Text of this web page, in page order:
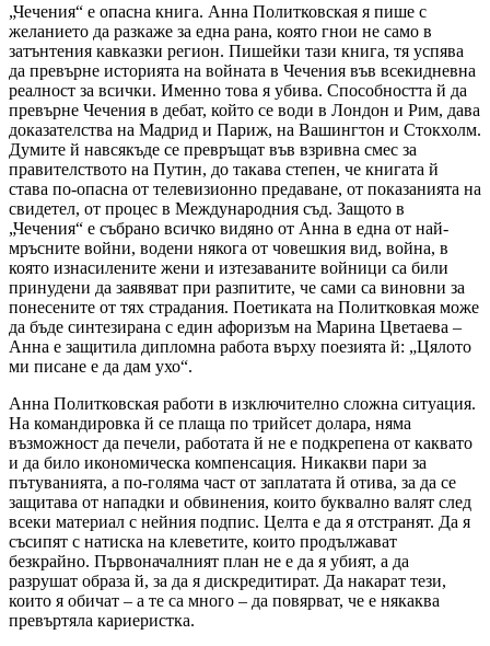
„Чечения“ е опасна книга. Анна Политковская я пише с
желанието да разкаже за една рана, която гнои не само в
затънтения кавказки регион. Пишейки тази книга, тя успява
да превърне историята на войната в Чечения във всекидневна
реалност за всички. Именно това я убива. Способността й да
превърне Чечения в дебат, който се води в Лондон и Рим, дава
доказателства на Мадрид и Париж, на Вашингтон и Стокхолм.
Думите й навсякъде се превръщат във взривна смес за
правителството на Путин, до такава степен, че книгата й
става по-опасна от телевизионно предаване, от показанията на
свидетел, от процес в Международния съд. Защото в
„Чечения“ е събрано всичко видяно от Анна в една от най-
мръсните войни, водени някога от човешкия вид, война, в
която изнасилените жени и изтезаваните войници са били
принудени да заявяват при разпитите, че сами са виновни за
понесените от тях страдания. Поетиката на Политковкая може
да бъде синтезирана с един афоризъм на Марина Цветаева –
Анна е защитила дипломна работа върху поезията й: „Цялото
ми писане е да дам ухо“.
Анна Политковская работи в изключително сложна ситуация.
На командировка й се плаща по трийсет долара, няма
възможност да печели, работата й не е подкрепена от каквато
и да било икономическа компенсация. Никакви пари за
пътуванията, а по-голяма част от заплатата й отива, за да се
защитава от нападки и обвинения, които буквално валят след
всеки материал с нейния подпис. Целта е да я отстранят. Да я
съсипят с натиска на клеветите, които продължават
безкрайно. Първоначалният план не е да я убият, а да
разрушат образа й, за да я дискредитират. Да накарат тези,
които я обичат – а те са много – да повярват, че е някаква
превъртяла кариеристка.